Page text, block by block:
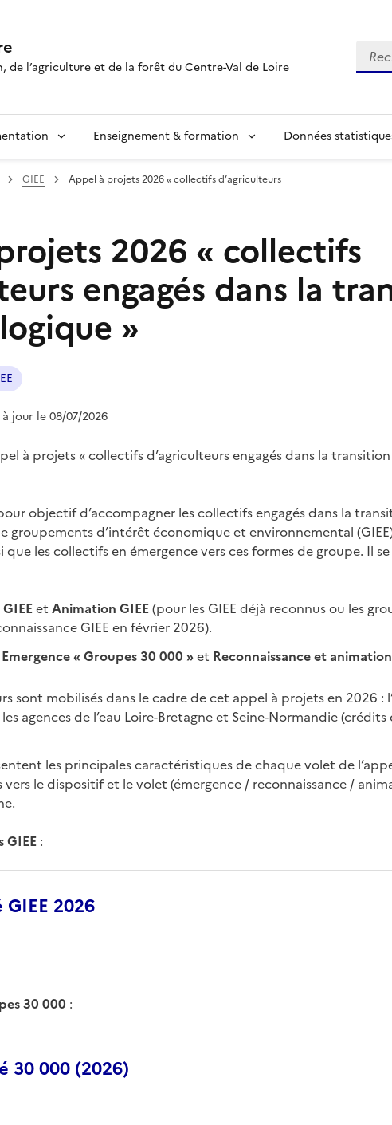
l’agriculture et de la forêt du Centre-Val de Loire
Enseignement & formation Données
GIEE Appel à projets 2026 « collectifs d’agriculteurs
2026 « collectifs
engagés dans la
»
à jour le 08/07/2026
à projets « collectifs d’agriculteurs engagés dans la
objectif d’accompagner les collectifs engagés dans la
groupements d’intérêt économique et environnemental
les collectifs en émergence vers ces formes de groupe. Il
etAnimation GIEE(pour les GIEE déjà reconnus ou les
GIEE en février 2026).
Emergence « Groupes 30 000 »et Reconnaissance et
sont mobilisés dans le cadre de cet appel à projets en 2026 :
les agences de l’eau Loire-Bretagne et Seine-Normandie
les principales caractéristiques de chaque volet de
vers le dispositif et le volet (émergence / reconnaissance /
GIEE :
2026
30 000 :
30 000 (2026)